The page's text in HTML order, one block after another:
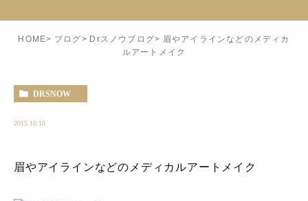
HOME ブログ Drスノウブログ
眉やアイラインなどのメディカ
ルアートメイク
DRSNOW
2015.10.10
眉やアイラインなどのメディカルアートメイク